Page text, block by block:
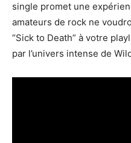
single promet une
amateurs de rock ne
“Sick to Death” à votre
par l’univers intense de